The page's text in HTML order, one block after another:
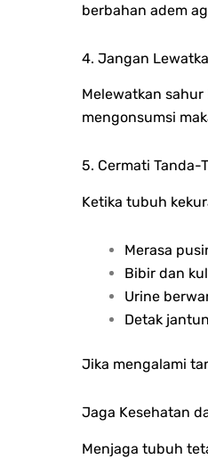
berbahan adem
4. Jangan
Melewatkan
mengonsumsi
5. Cermati Tanda-
Ketika tubuh
Merasa
Bibir dan
Urine
Detak
Jika mengalami
Jaga Kesehatan
Menjaga tubuh